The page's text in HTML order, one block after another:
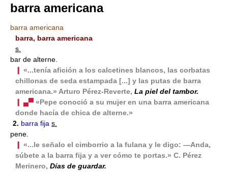
barra americana
barra americana
barra, barra americana
s.
bar de alterne.
«...tenía afición a los calcetines blancos, las corbatas
chillonas de seda estampada [...] y las putas de barra
americana.» Arturo Pérez-Reverte, La piel del tambor.
❙ ▄▀ «Pepe conoció a su mujer en una barra americana
donde hacía de chica de alterne.»
2. barra fija s.
pene.
«...le señalo el cimborrio a la fulana y le digo: —Anda,
súbete a la barra fija y a ver cómo te portas.» C. Pérez
Merinero, Días de guardar.